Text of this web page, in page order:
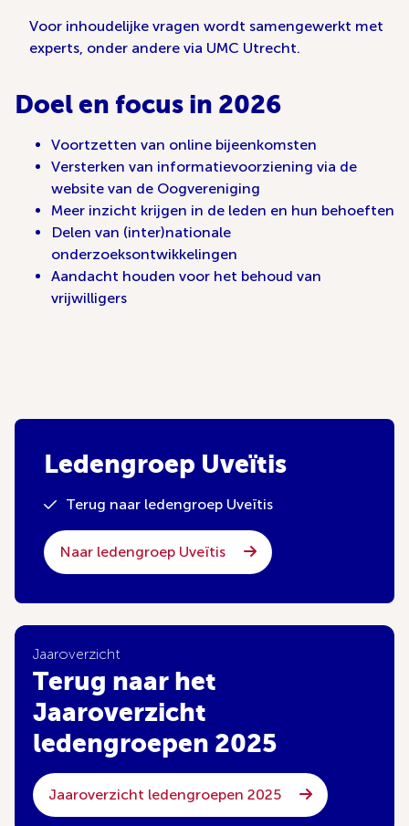
Voor inhoudelijke vragen wordt samengewerkt met
experts, onder andere via UMC Utrecht.
Doel en focus in 2026
Voortzetten van online bijeenkomsten
Versterken van informatievoorziening via de
website van de Oogvereniging
Meer inzicht krijgen in de leden en hun behoeften
Delen van (inter)nationale
onderzoeksontwikkelingen
Aandacht houden voor het behoud van
vrijwilligers
Ledengroep Uveïtis
Terug naar ledengroep Uveïtis
Naar ledengroep Uveïtis
Jaaroverzicht
Terug naar het
Jaaroverzicht
ledengroepen 2025
Jaaroverzicht ledengroepen 2025